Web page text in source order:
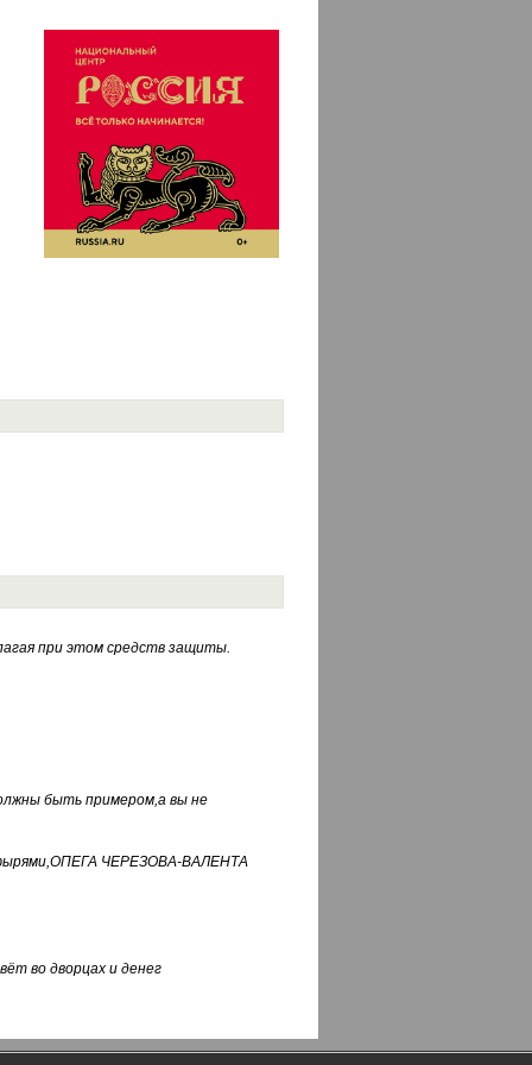
при этом средств защиты.
быть примером,а вы не
ЧЕРЕЗОВА-ВАЛЕНТА
во дворцах и денег